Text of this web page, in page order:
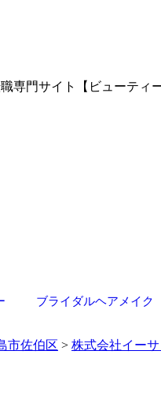
門サイト【ビューティー
ブライダルヘアメイク
市佐伯区 > 株式会社イー